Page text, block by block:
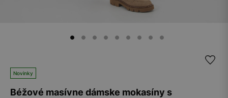
Novinky
Béžové masívne dámske mokasíny s